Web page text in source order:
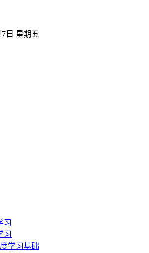
7日 星期五
习
习
学习基础